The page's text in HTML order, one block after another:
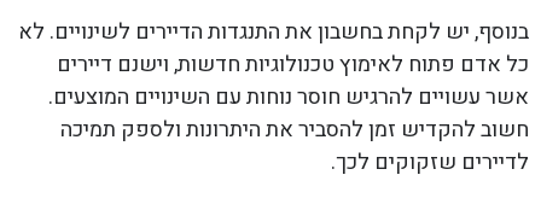
בנוסף, יש לקחת בחשבון את התנגדות הדיירים לשינויים. לא
כל אדם פתוח לאימוץ טכנולוגיות חדשות, וישנם דיירים
אשר עשויים להרגיש חוסר נוחות עם השינויים המוצעים.
חשוב להקדיש זמן להסביר את היתרונות ולספק תמיכה
לדיירים שזקוקים לכך.